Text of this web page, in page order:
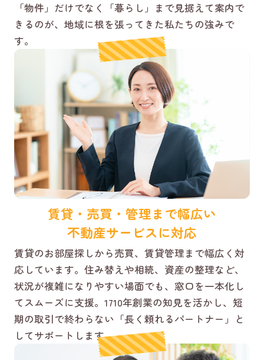
「物件」だけでなく「暮らし」まで見据えて案内で
きるのが、地域に根を張ってきた私たちの強みで
す。
賃貸・売買・管理まで幅広い
不動産サービスに対応
賃貸のお部屋探しから売買、賃貸管理まで幅広く対
応しています。住み替えや相続、資産の整理など、
状況が複雑になりやすい場面でも、窓口を一本化し
てスムーズに支援。1710年創業の知見を活かし、短
期の取引で終わらない「長く頼れるパートナー」と
してサポートします。